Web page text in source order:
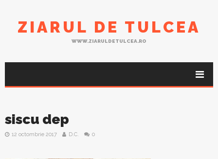
ZIARUL DE TULCEA
WWW.ZIARULDETULCEA.RO
siscu dep
12 octombrie 2017 D.C. 0